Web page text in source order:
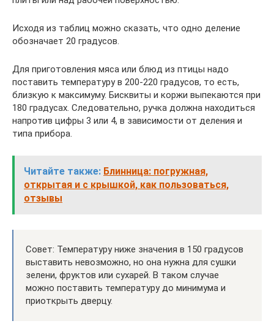
Исходя из таблиц можно сказать, что одно деление
обозначает 20 градусов.
Для приготовления мяса или блюд из птицы надо
поставить температуру в 200-220 градусов, то есть,
близкую к максимуму. Бисквиты и коржи выпекаются при
180 градусах. Следовательно, ручка должна находиться
напротив цифры 3 или 4, в зависимости от деления и
типа прибора.
Читайте также: Блинница: погружная,
открытая и с крышкой, как пользоваться,
отзывы
Совет: Температуру ниже значения в 150 градусов
выставить невозможно, но она нужна для сушки
зелени, фруктов или сухарей. В таком случае
можно поставить температуру до минимума и
приоткрыть дверцу.